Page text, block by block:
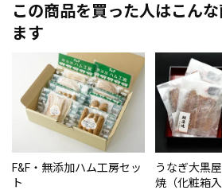
この商品を買った人はこん
ます
F&F・無添加ハム工房セッ
ト
うなぎ大黒
焼（化粧箱